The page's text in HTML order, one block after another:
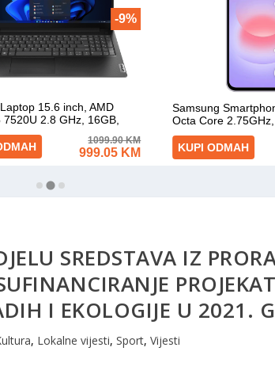
SREDSTAVA IZ
I EKOLOGIJE U 2021.
, Lokalne vijesti, Sport, Vijesti